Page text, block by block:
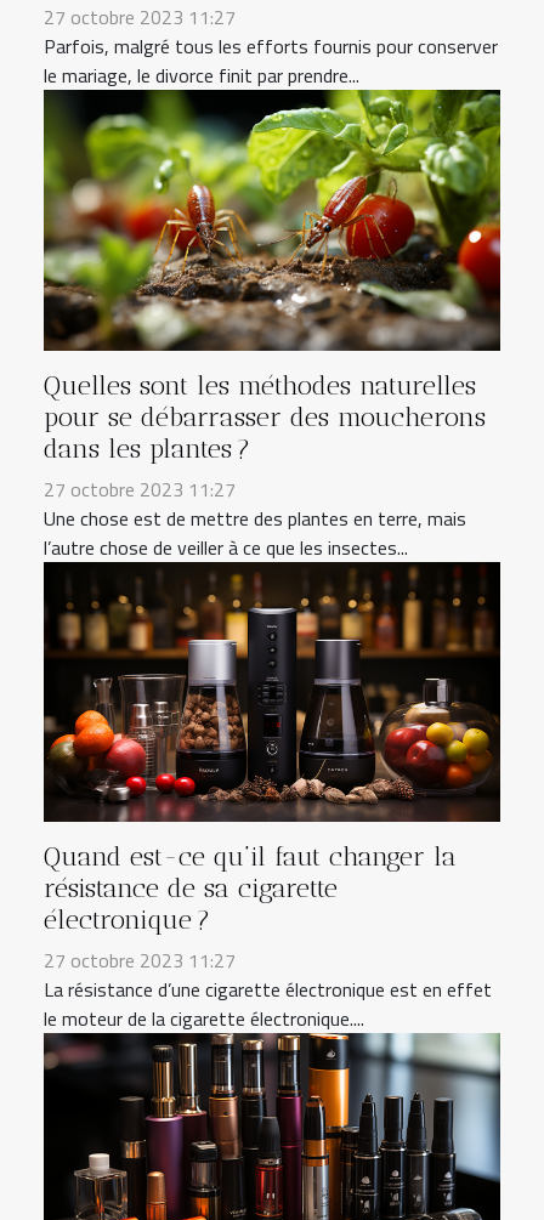
27 octobre 2023 11:27
Parfois, malgré tous les efforts fournis pour conserver
le mariage, le divorce finit par prendre...
Quelles sont les méthodes naturelles
pour se débarrasser des moucherons
dans les plantes ?
27 octobre 2023 11:27
Une chose est de mettre des plantes en terre, mais
l’autre chose de veiller à ce que les insectes...
Quand est-ce qu’il faut changer la
résistance de sa cigarette
électronique ?
27 octobre 2023 11:27
La résistance d’une cigarette électronique est en effet
le moteur de la cigarette électronique....